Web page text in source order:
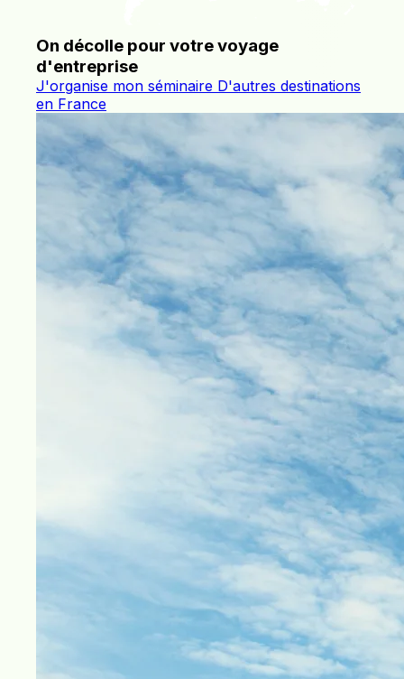
On décolle pour votre voyage
d'entreprise
J'organise mon séminaire D'autres destinations
en France